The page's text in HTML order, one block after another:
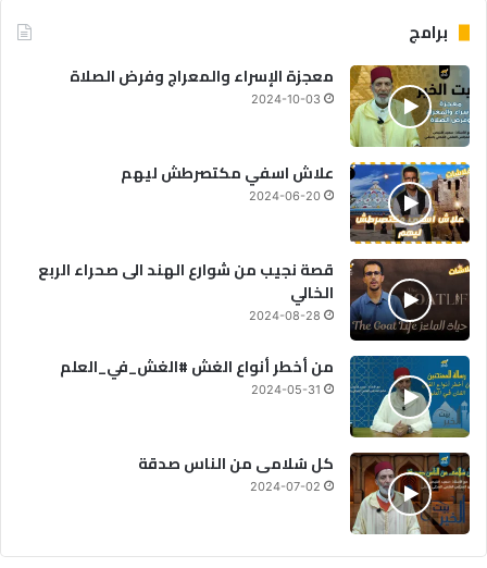
برامج
معجزة الإسراء والمعراج وفرض الصلاة
2024-10-03
علاش اسفي مكتصرطش ليهم
2024-06-20
قصة نجيب من شوارع الهند الى صحراء الربع
الخالي
2024-08-28
من أخطر أنواع الغش #الغش_في_العلم
2024-05-31
كل سُلامى من الناس صدقة
2024-07-02